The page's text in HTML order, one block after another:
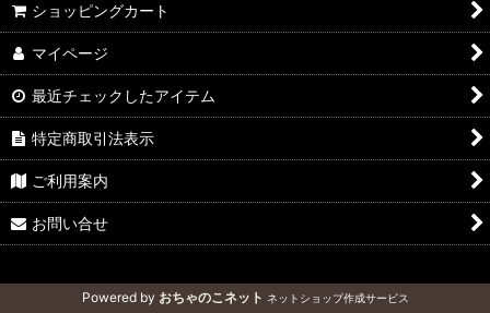
ショッピングカート
マイページ
最近チェックしたアイテム
特定商取引法表示
ご利用案内
お問い合せ
Powered by おちゃのこネット ネットショップ作成サービス